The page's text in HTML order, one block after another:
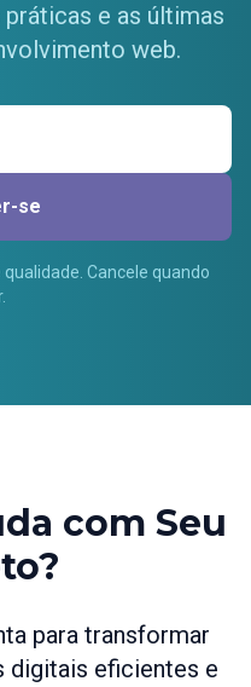
e as últimas
web.
se
Cancele quando
com Seu
para transformar
digitais eficientes e